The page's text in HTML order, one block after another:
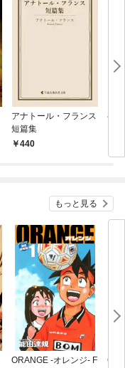
アナトール・フランス
短篇集
440
半
もっと見る
ORANGE -オレンジ- F